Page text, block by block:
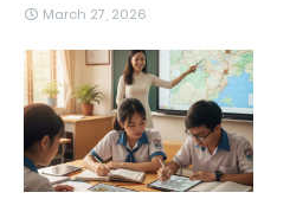
March 27, 2026